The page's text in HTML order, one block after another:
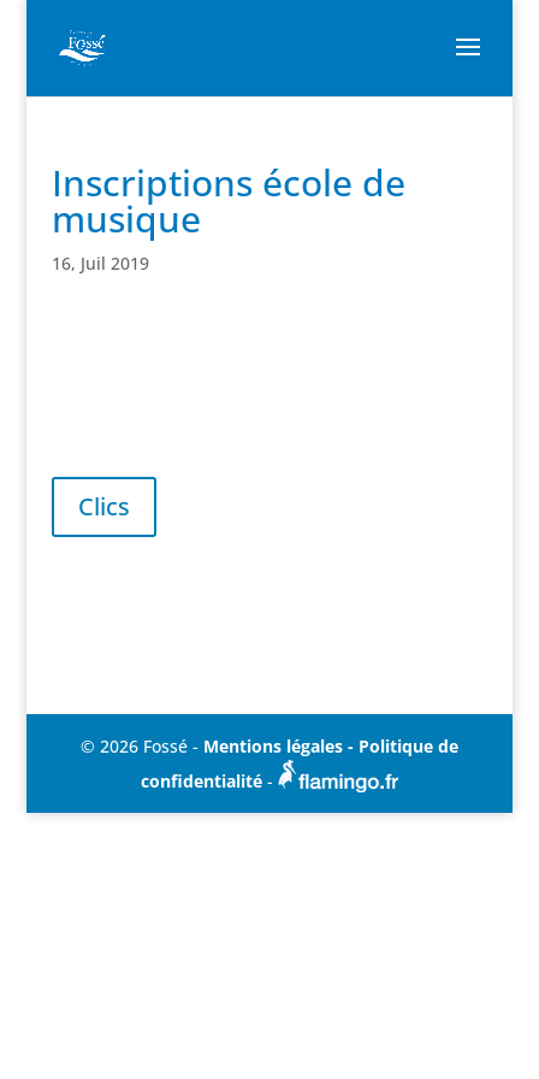
Inscriptions école de
musique
16, Juil 2019
Clics
© 2026 Fossé - Mentions légales - Politique de
confidentialité -